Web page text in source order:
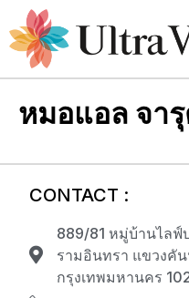
หมอแอล จา
CONTACT :
889/81 หมู่บ้านไลฟ์
รามอินทรา แขวงคั
กรุงเทพมหานคร